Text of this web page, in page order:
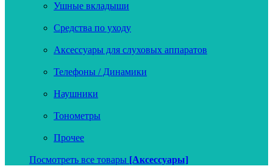
Ушные вкладыши
Средства по уходу
Аксессуары для слуховых аппаратов
Телефоны / Динамики
Наушники
Тонометры
Прочее
Посмотреть все товары [Аксессуары]